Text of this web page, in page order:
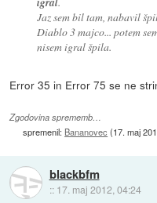
Jaz sem bil tam, nabavil
Diablo 3 majco... potem
nisem igral špila.
Error 35 in Error 75 se ne
Zgodovina sprememb…
spremenil: Bananovec (17. maj
blackbfm
:: 17. maj 2012, 04:24